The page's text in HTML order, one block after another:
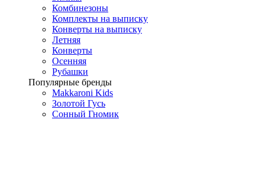
Комбинезоны
Комплекты на выписку
Конверты на выписку
Летняя
Конверты
Осенняя
Рубашки
Популярные бренды
Makkaroni Kids
Золотой Гусь
Сонный Гномик